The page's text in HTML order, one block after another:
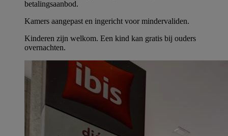
betalingsaanbod.
Kamers aangepast en ingericht voor mindervaliden.
Kinderen zijn welkom. Een kind kan gratis bij ouders
overnachten.